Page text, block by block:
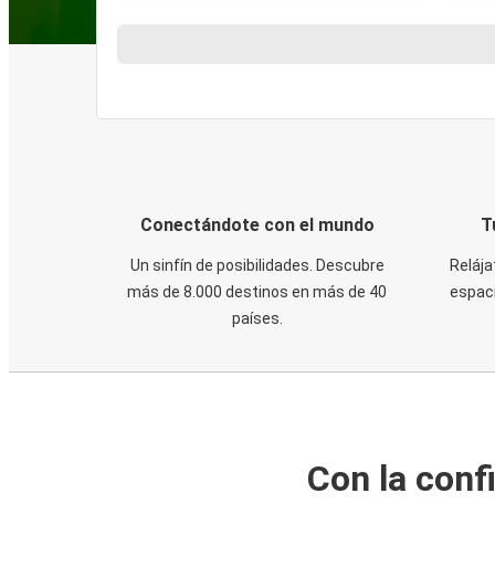
Conectándote con el mundo
Un sinfín de posibilidades. Descubre
más de 8.000 destinos en más de 40
países.
Con la